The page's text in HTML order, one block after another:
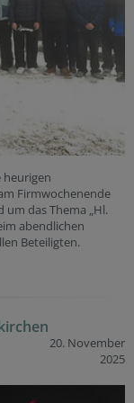
heurigen
Firmwochenende
um das Thema „Hl.
abendlichen
Beteiligten.
20. November
2025